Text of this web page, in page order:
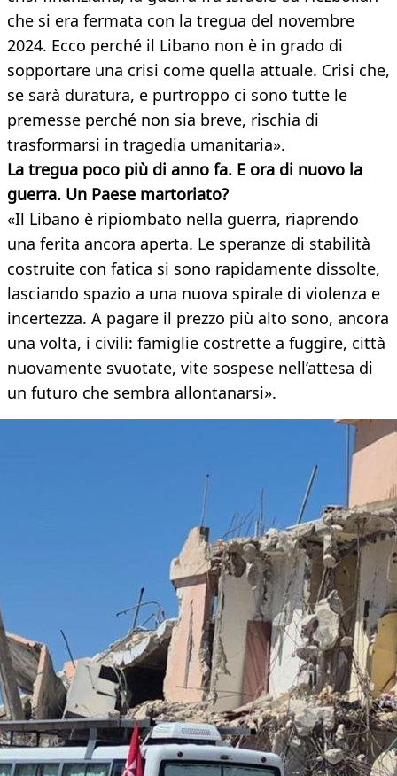
che si era fermata con la tregua del novembre
2024. Ecco perché il Libano non è in grado di
sopportare una crisi come quella attuale. Crisi che,
se sarà duratura, e purtroppo ci sono tutte le
premesse perché non sia breve, rischia di
trasformarsi in tragedia umanitaria».
La tregua poco più di anno fa. E ora di nuovo la
guerra. Un Paese martoriato?
«Il Libano è ripiombato nella guerra, riaprendo
una ferita ancora aperta. Le speranze di stabilità
costruite con fatica si sono rapidamente dissolte,
lasciando spazio a una nuova spirale di violenza e
incertezza. A pagare il prezzo più alto sono, ancora
una volta, i civili: famiglie costrette a fuggire, città
nuovamente svuotate, vite sospese nell’attesa di
un futuro che sembra allontanarsi».